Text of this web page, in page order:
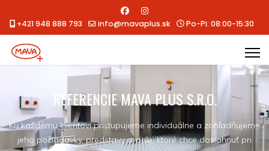
+421 948 888 793 info@mavaplus.sk Po-Pi: 08:00-15:30
REFERENCIE MAVA PLUS S.R.O.
Ku každému klientovi pristupujeme individuálne a zohľadňujeme
jeho požiadavky, predstavy a ciele, ktoré chce dosiahnuť pri